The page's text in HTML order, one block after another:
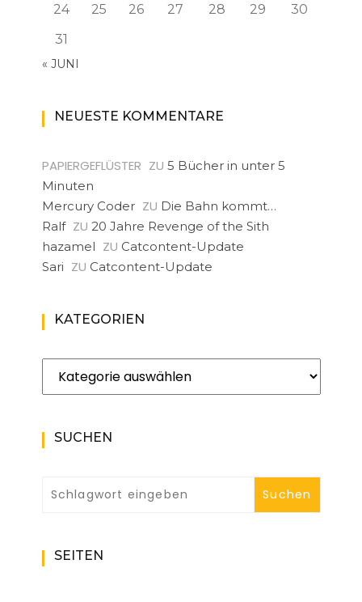
24
25 26 27 28 29
30
31
« JUNI
NEUESTE KOMMENTARE
PAPIERGEFLÜSTER ZU 5 Bücher in unter 5
Minuten
Mercury Coder ZU Die Bahn kommt…
Ralf ZU 20 Jahre Revenge of the Sith
hazamel ZU Catcontent-Update
Sari ZU Catcontent-Update
KATEGORIEN
Kategorien
SUCHEN
SEITEN